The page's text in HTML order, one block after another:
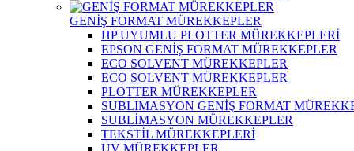
GENİŞ FORMAT MÜREKKEPLER
HP UYUMLU PLOTTER MÜREKKEPLERİ
EPSON GENİŞ FORMAT MÜREKKEPLER
ECO SOLVENT MÜREKKEPLER
ECO SOLVENT MÜREKKEPLER
PLOTTER MÜREKKEPLER
SUBLIMASYON GENİŞ FORMAT
SUBLİMASYON MÜREKKEPLER
TEKSTİL MÜREKKEPLERİ
UV MÜREKKEPLER